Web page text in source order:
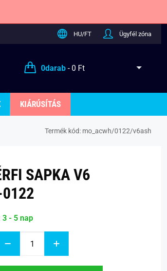
HU/FT Ügyfél zóna
0darab- 0 Ft
KIÁRÚSÍTÁS
Termék kód: mo_acwh/0122/v6ash
SAPKA V6
3 - 5 nap